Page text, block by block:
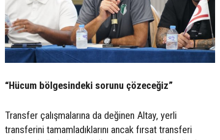
“Hücum bölgesindeki sorunu çözeceğiz”
Transfer çalışmalarına da değinen Altay, yerli
transferini tamamladıklarını ancak fırsat transferi